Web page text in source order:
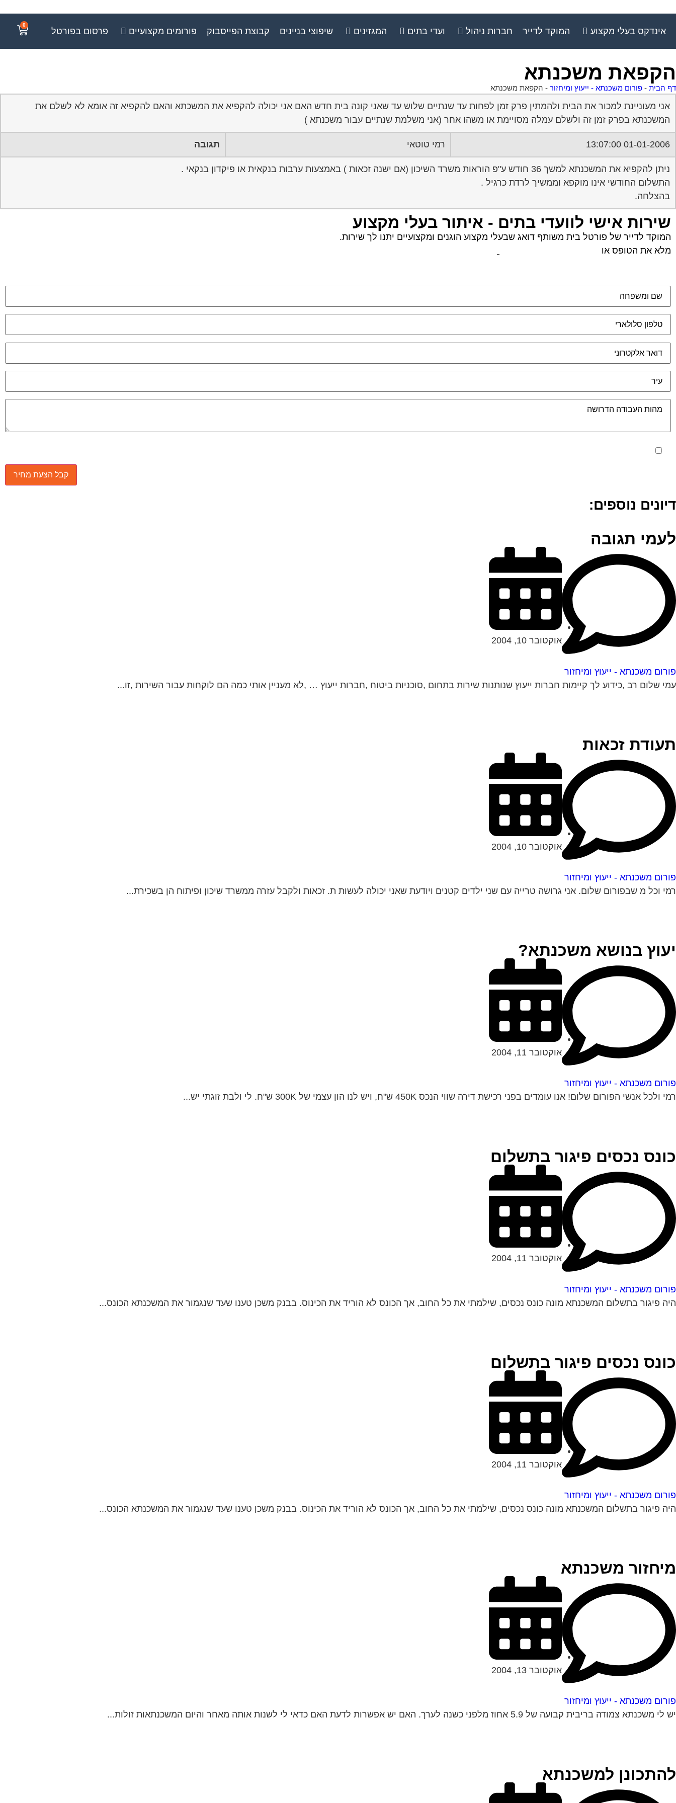
אינדקס בעלי מקצוע המוקד לדייר חברות ניהול ועדי בתים המגזינים שיפוצי בניינים קבוצת הפייסבוק פורומים מקצועיים פרסום בפורטל
0
הקפאת משכנתא
דף הבית - פורום משכנתא - ייעוץ ומיחזור - הקפאת משכנתא
אני מעוניינת למכור את הבית ולהמתין פרק זמן לפחות עד שנתיים שלוש עד שאני קונה בית חדש האם אני יכולה להקפיא את המשכתא והאם להקפיא זה אומא לא לשלם את
המשכנתא בפרק זמן זה ולשלם עמלה מסויימת או משהו אחר (אני משלמת שנתיים עבור משכנתא )
01-01-2006 13:07:00 רמי טוטאי תגובה
ניתן להקפיא את המשכנתא למשך 36 חודש ע"פ הוראות משרד השיכון (אם ישנה זכאות ) באמצעות ערבות בנקאית או פיקדון בנקאי .
התשלום החודשי אינו מוקפא וממשיך לרדת כרגיל .
בהצלחה.
שירות אישי לוועדי בתים - איתור בעלי מקצוע
המוקד לדייר של פורטל בית משותף דואג שבעלי מקצוע הוגנים ומקצועיים יתנו לך שירות.
מלא את הטופס או
דיונים נוספים:
לעמי תגובה
פורום משכנתא - ייעוץ ומיחזור
אוקטובר 10, 2004
עמי שלום רב ,כידוע לך קיימות חברות ייעוץ שנותנות שירות בתחום ,סוכניות ביטוח ,חברות ייעוץ … ,לא מעניין אותי כמה הם לוקחות עבור השירות ,זו...
תעודת זכאות
פורום משכנתא - ייעוץ ומיחזור
אוקטובר 10, 2004
רמי וכל מ שבפורום שלום. אני גרושה טרייה עם שני ילדים קטנים ויודעת שאני יכולה לעשות ת. זכאות ולקבל עזרה ממשרד שיכון ופיתוח הן בשכירת...
יעוץ בנושא משכנתא?
פורום משכנתא - ייעוץ ומיחזור
אוקטובר 11, 2004
רמי ולכל אנשי הפורום שלום! אנו עומדים בפני רכישת דירה שווי הנכס 450K ש"ח, ויש לנו הון עצמי של 300K ש"ח. לי ולבת זוגתי יש...
כונס נכסים פיגור בתשלום
פורום משכנתא - ייעוץ ומיחזור
אוקטובר 11, 2004
היה פיגור בתשלום המשכנתא מונה כונס נכסים, שילמתי את כל החוב, אך הכונס לא הוריד את הכינוס. בבנק משכן טענו שעד שנגמור את המשכנתא הכונס...
כונס נכסים פיגור בתשלום
פורום משכנתא - ייעוץ ומיחזור
אוקטובר 11, 2004
היה פיגור בתשלום המשכנתא מונה כונס נכסים, שילמתי את כל החוב, אך הכונס לא הוריד את הכינוס. בבנק משכן טענו שעד שנגמור את המשכנתא הכונס...
מיחזור משכנתא
פורום משכנתא - ייעוץ ומיחזור
אוקטובר 13, 2004
יש לי משכנתא צמודה בריבית קבועה של 5.9 אחוז מלפני כשנה לערך. האם יש אפשרות לדעת האם כדאי לי לשנות אותה מאחר והיום המשכנתאות זולות...
להתכונן למשכנתא